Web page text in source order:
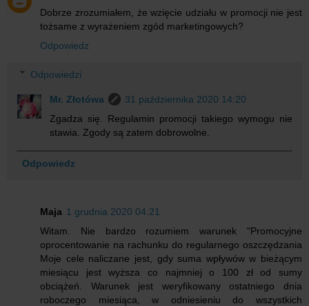
Dobrze zrozumiałem, że wzięcie udziału w promocji nie jest
tożsame z wyrażeniem zgód marketingowych?
Odpowiedz
Odpowiedzi
Mr. Złotówa
31 października 2020 14:20
Zgadza się. Regulamin promocji takiego wymogu nie
stawia. Zgody są zatem dobrowolne.
Odpowiedz
Maja 1 grudnia 2020 04:21
Witam. Nie bardzo rozumiem warunek "Promocyjne
oprocentowanie na rachunku do regularnego oszczędzania
Moje cele naliczane jest, gdy suma wpływów w bieżącym
miesiącu jest wyższa co najmniej o 100 zł od sumy
obciążeń. Warunek jest weryfikowany ostatniego dnia
roboczego miesiąca, w odniesieniu do wszystkich